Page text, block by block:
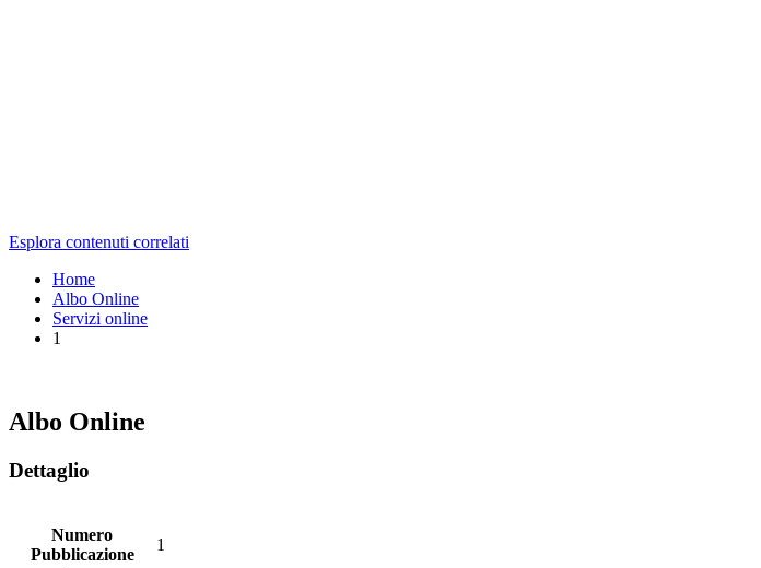
Esplora contenuti correlati
Home
Albo Online
Servizi online
1
Albo Online
Dettaglio
Numero
Pubblicazione
1